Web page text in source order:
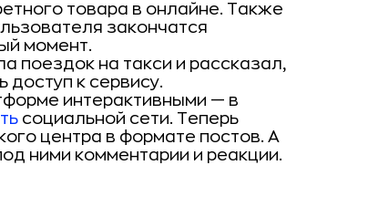
товара в онлайне. Также
закончатся
момент.
поездок на такси и рассказал,
доступ к сервису.
интерактивными — в
социальной сети. Теперь
центра в формате постов. А
ними комментарии и реакции.